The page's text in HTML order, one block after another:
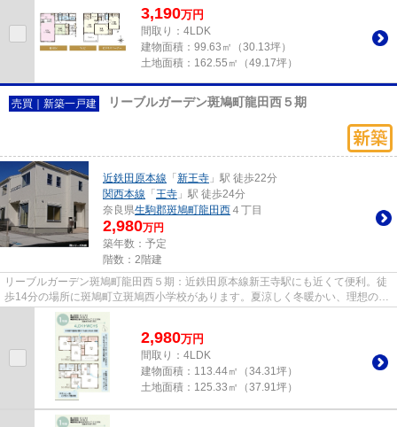
3,190万円
間取り：4LDK
建物面積： 99.63㎡（30.13坪）
土地面積： 162.55㎡（49.17坪）
売買｜新築一戸建 リーブルガーデン斑鳩町龍田西５期
近鉄田原本線 「 新王寺 」駅 徒歩22分
関西本線 「 王寺 」駅 徒歩24分
奈良県生駒郡斑鳩町龍田西 ４丁目
2,980万円
築年数：予定
階数：2階建
リーブルガーデン斑鳩町龍田西５期：近鉄田原本線新王寺駅にも近くて便利。徒
歩14分の場所に斑鳩町立斑鳩西小学校があります。夏涼しく冬暖かい、理想の環
境を実現した省エネ対策の物...
2,980万円
間取り：4LDK
建物面積： 113.44㎡（34.31坪）
土地面積： 125.33㎡（37.91坪）